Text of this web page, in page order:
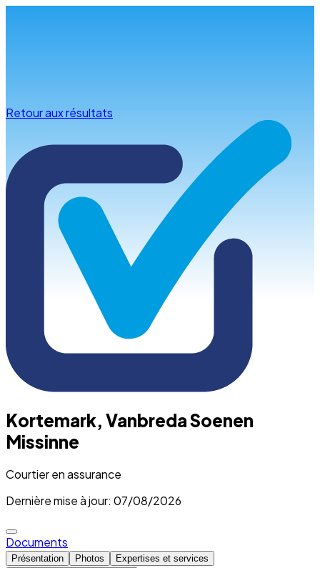
Retour aux résultats
Kortemark, Vanbreda Soenen
Missinne
Courtier en assurance
Dernière mise à jour: 07/08/2026
Documents
Présentation Photos
Expertises et services